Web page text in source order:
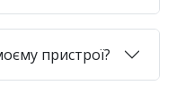
пристрої?